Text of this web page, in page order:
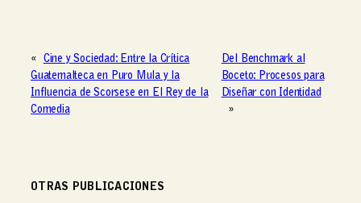
«
Cine y Sociedad: Entre la Crítica
Guatemalteca en Puro Mula y la
Influencia de Scorsese en El Rey de la
Comedia
Del Benchmark al
Boceto: Procesos para
Diseñar con Identidad
»
OTRAS PUBLICACIONES